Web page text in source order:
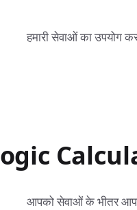
हमारी सेवाओं का उपयोग
आपको सेवाओं के भीतर आपके